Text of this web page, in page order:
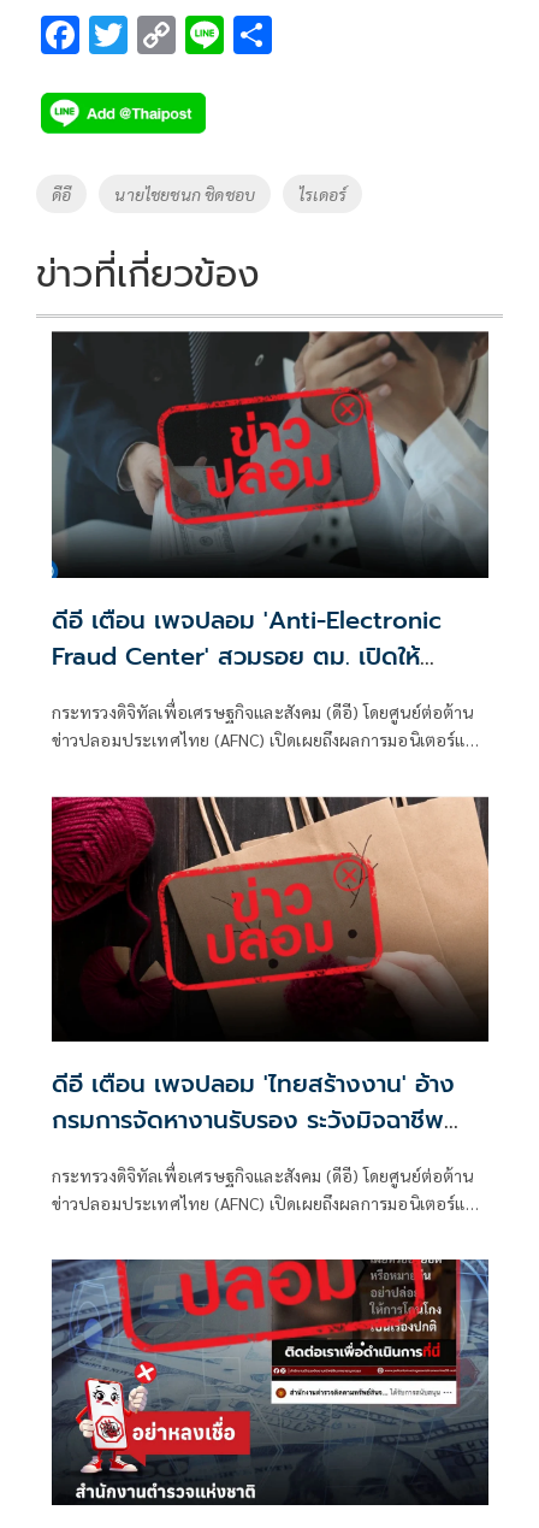
F
e
b
k
T
tt
er
C
p
y
Li
k
Li
Tags
ดีอี นายไชยชนก ชิดชอบ ไรเดอร์
ข่าวที่เกี่ยวข้อง
ดีอี เตือน เพจปลอม 'Anti-Electronic
Fraud Center' สวมรอย ตม. เปิดให้
ติดตามรับเงินคืนจาก 'สแกมเมอร์' ระวัง
สูญเงิน-ข้อมูลส่วนบุคคล
กระทรวงดิจิทัลเพื่อเศรษฐกิจและสังคม (ดีอี) โดยศูนย์ต่อต้าน
ข่าวปลอมประเทศไทย (AFNC) เปิดเผยถึงผลการมอนิเตอร์และ
ปัญหาภัยความมั่นคงและภัยทางสังคมของนายไชยชนก ชิดชอบ
รัฐมนตรีว่าการกระทรวงดิจิทัลเพื่อเศรษฐกิจและสังคม (ดีอี)
โดยยกระดับความสำคัญเรื่องการสร้างความตระหนักรู้เท่าทัน
ภัยอาชญากรรมทางเทคโนโลยี ข่าวปลอม และข้อมูลบิดเบือน
ดีอี เตือน เพจปลอม 'ไทยสร้างงาน' อ้าง
กรมการจัดหางานรับรอง ระวังมิจฉาชีพ
หลอก สูญเงิน-ข้อมูลส่วนบุคคล
กระทรวงดิจิทัลเพื่อเศรษฐกิจและสังคม (ดีอี) โดยศูนย์ต่อต้าน
ข่าวปลอมประเทศไทย (AFNC) เปิดเผยถึงผลการมอนิเตอร์และ
ปัญหาภัยความมั่นคงและภัยทางสังคมของนายไชยชนก ชิดชอบ
รัฐมนตรีว่าการกระทรวงดิจิทัลเพื่อเศรษฐกิจและสังคม (ดีอี)
โดยยกระดับความสำคัญเรื่องการสร้างความตระหนักรู้เท่าทัน
ภัยอาชญากรรมทางเทคโนโลยี ข่าวปลอม และข้อมูลบิดเบือน